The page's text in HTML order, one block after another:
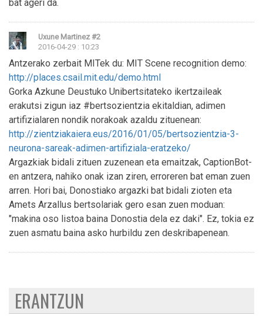
bat ageri da.
Uxune Martinez #2
2016-04-29 : 10:23
Antzerako zerbait MITek du: MIT Scene recognition demo:
http://places.csail.mit.edu/demo.html
Gorka Azkune Deustuko Unibertsitateko ikertzaileak
erakutsi zigun iaz #bertsozientzia ekitaldian, adimen
artifizialaren nondik norakoak azaldu zituenean:
http://zientziakaiera.eus/2016/01/05/bertsozientzia-3-
neurona-sareak-adimen-artifiziala-eratzeko/
Argazkiak bidali zituen zuzenean eta emaitzak, CaptionBot-
en antzera, nahiko onak izan ziren, erroreren bat eman zuen
arren. Hori bai, Donostiako argazki bat bidali zioten eta
Amets Arzallus bertsolariak gero esan zuen moduan:
"makina oso listoa baina Donostia dela ez daki". Ez, tokia ez
zuen asmatu baina asko hurbildu zen deskribapenean.
ERANTZUN